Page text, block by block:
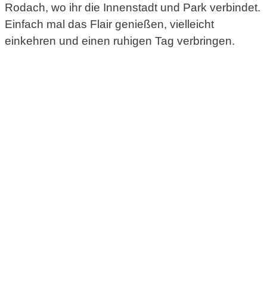
Rodach, wo ihr die Innenstadt und Park verbindet.
Einfach mal das Flair genießen, vielleicht
einkehren und einen ruhigen Tag verbringen.